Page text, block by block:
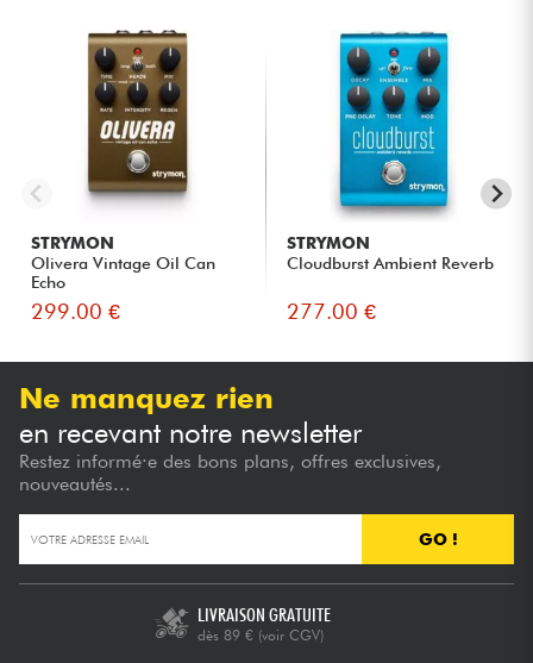
STRYMON
Olivera Vintage Oil Can
Echo
299.00 €
STRYMON
Cloudburst Ambient Reverb
277.00 €
Ne manquez rien
en recevant notre newsletter
Restez informé·e des bons plans, offres exclusives,
nouveautés...
GO !
LIVRAISON GRATUITE
dès 89 € (voir CGV)